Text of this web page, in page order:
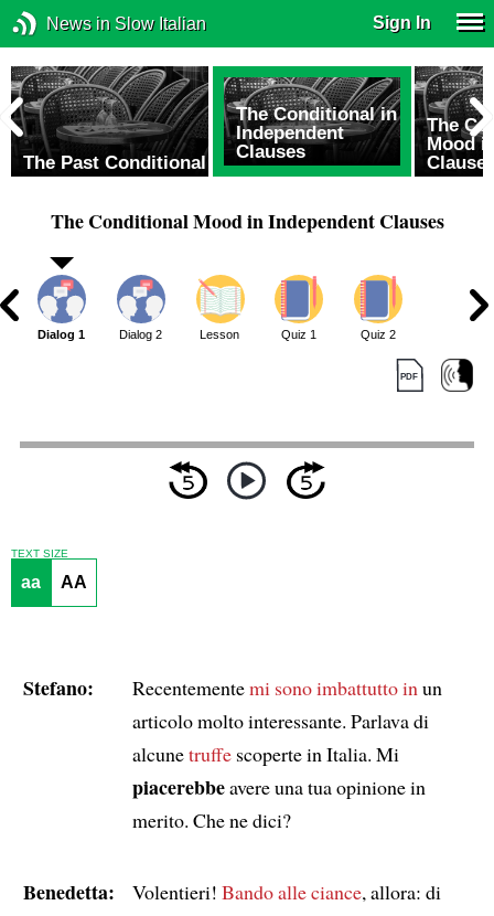
News in Slow Italian Sign In
The Past Conditional
The Conditional in
Independent
Clauses
The
Mood
The Conditional Mood in Independent Clauses
Dialog 1 Dialog 2 Lesson Quiz 1 Quiz 2
TEXT SIZE
aa AA
Stefano: Recentementemi sono imbattutto in un
articolo molto interessante. Parlava di
alcunetruffescoperte in Italia. Mi
piacerebbeavere una tua opinione in
merito. Che ne dici?
Benedetta: Volentieri! Bando alle ciance, allora: di